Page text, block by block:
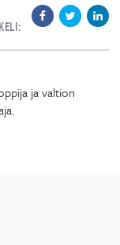
ja valtion